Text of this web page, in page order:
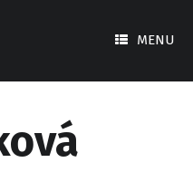
MENU